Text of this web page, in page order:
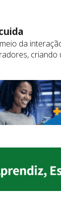
da